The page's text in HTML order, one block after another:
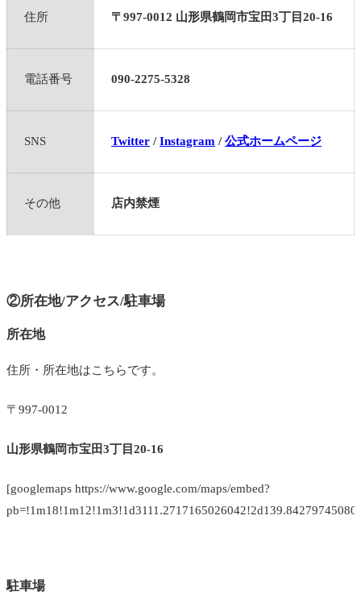
住所 〒997-0012 山形県鶴岡市宝田3丁目20-16
電話番号 090-2275-5328
SNS Twitter /Instagram /公式ホームページ
その他 店内禁煙
②所在地/アクセス/駐車場
所在地
住所・所在地はこちらです。
〒997-0012
山形県鶴岡市宝田3丁目20-16
[googlemaps https://www.google.com/maps/embed?
駐車場